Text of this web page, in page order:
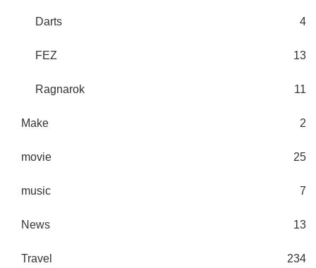
Darts 4
FEZ 13
Ragnarok 11
Make 2
movie 25
music 7
News 13
Travel 234